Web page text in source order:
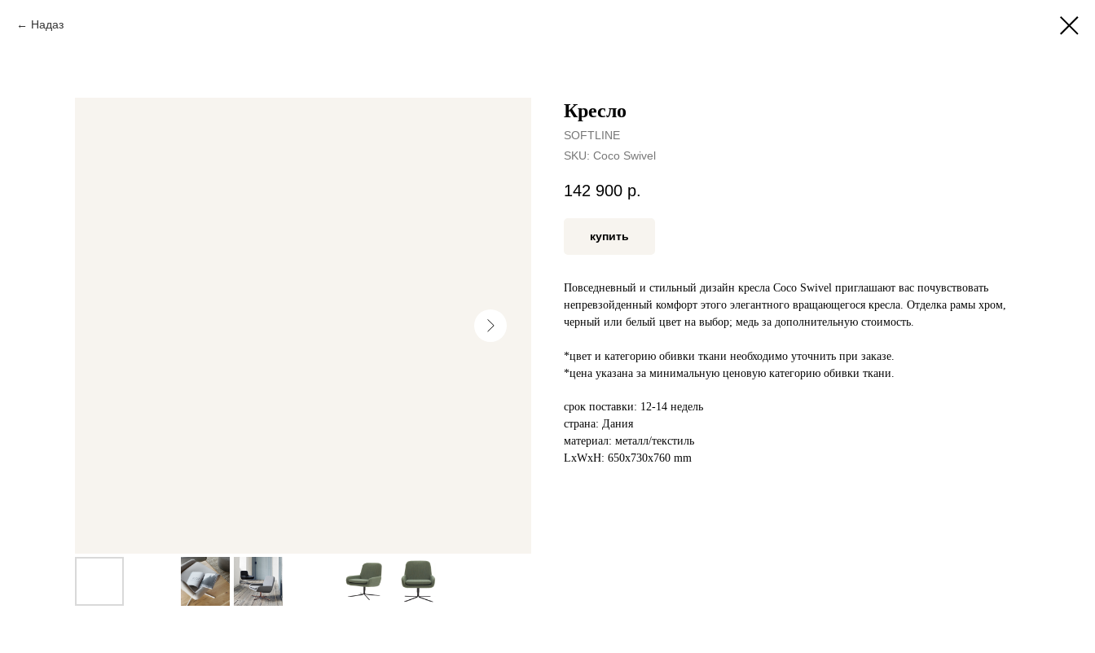
Надаз
Кресло
SOFTLINE
SKU: Coco Swivel
142 900 р.
купить
Повседневный и стильный дизайн кресла Coco Swivel приглашают вас почувствовать
непревзойденный комфорт этого элегантного вращающегося кресла. Отделка рамы хром,
черный или белый цвет на выбор; медь за дополнительную стоимость.
*цвет и категорию обивки ткани необходимо уточнить при заказе.
*цена указана за минимальную ценовую категорию обивки ткани.
срок поставки: 12-14 недель
страна: Дания
материал: металл/текстиль
LxWxH: 650x730x760 mm